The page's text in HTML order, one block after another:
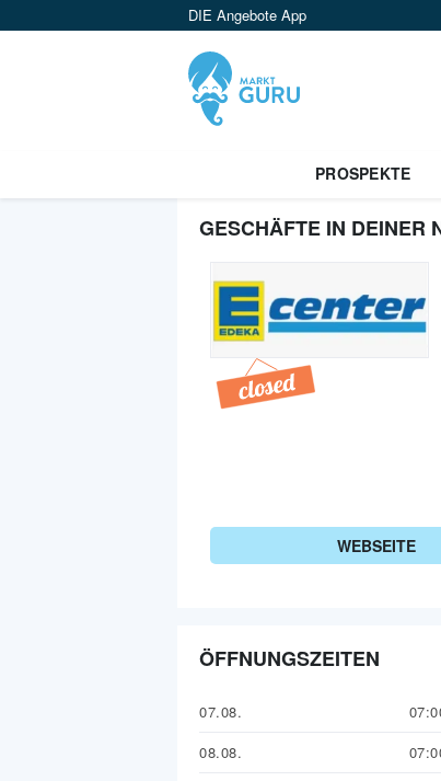
DIE Angebote App
PROSPEKTE
GESCHÄFTE IN DEINER
WEBSEITE
ÖFFNUNGSZEITEN
07.08.
08.08.